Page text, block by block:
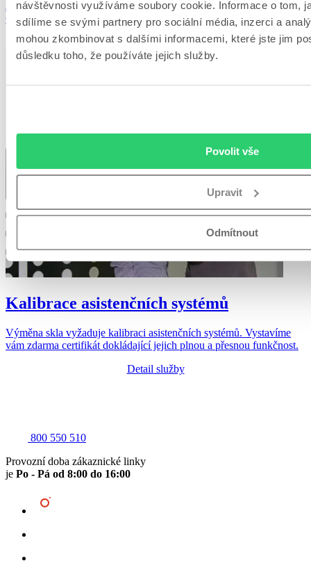
návštěvnosti využíváme soubory cookie. Informace o tom,
sdílíme se svými partnery pro sociální média, inzerci a
mohou zkombinovat s dalšími informacemi, které jste jim
důsledku toho, že používáte jejich služby.
Povolit vše
Upravit
Odmítnout
Jsme experti na výměny a opravy autoskel vozidel všech značek.
Garantujeme kvalitu provedení a dodržení přísných norem.
Detail služby
Kalibrace asistenčních systémů
Výměna skla vyžaduje kalibraci asistenčních systémů. Vystavíme
vám zdarma certifikát dokládající jejich plnou a přesnou funkčnost.
Detail služby
800 550 510
Provozní doba zákaznické linky
je Po - Pá od 8:00 do 16:00